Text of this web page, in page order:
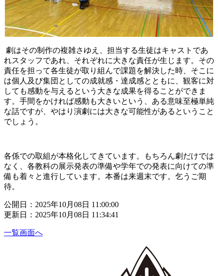
劇はその制作の複雑さゆえ、担当する生徒はキャストであ
れスタッフであれ、それぞれに大きな責任が生じます。その
責任を担って各生徒が取り組んで課題を解決した時、そこに
は個人及び集団としての成就感・達成感とともに、観客に対
しても感動を与えるという大きな成果を得ることができま
す。手間をかければ感動も大きいという、ある意味至極単純
な話ですが、やはり演劇には大きな可能性があるということ
でしょう。
各係での取組が本格化してきています。もちろん劇だけでは
なく、各教科の展示発表の準備や学年での発表に向けての準
備も着々と進行しています。本番は来週末です。乞うご期
待。
公開日：2025年10月08日 11:00:00
更新日：2025年10月08日 11:34:41
一覧画面へ